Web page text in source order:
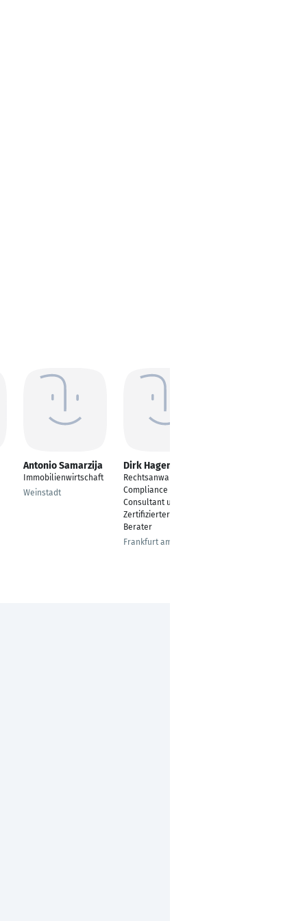
Antonio Samarzija
Immobilienwirtschaft
Weinstadt
Dirk Hagemann
Rechtsanwalt, Trade
Compliance
Consultant und
Zertifizierter SAP
Berater
Frankfurt am Main